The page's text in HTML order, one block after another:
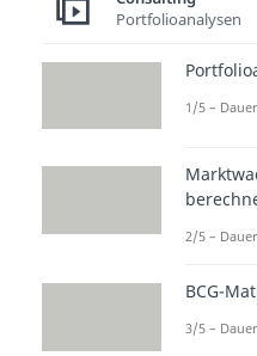
Case
Dauer: 04:15
Typen
Dauer: 05:04
Tipps
Dauer: 05:34
Case
Analyse
Portfolioanalysen
1/5 –
2/5 –
BCG-
3/5 –